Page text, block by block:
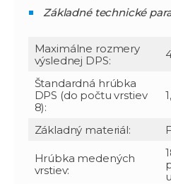
Základné technické
Maximálne rozmery
výslednej DPS:
Štandardná hrúbka
DPS (do počtu vrstiev
8):
Základný materiál:
Hrúbka medených
vrstiev: